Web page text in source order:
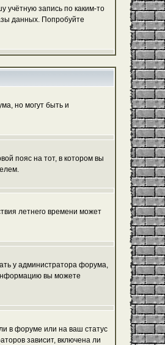
учётную запись по каким-то
данных. Попробуйте
но могут быть и
пояс на тот, в котором вы
летнего времени может
у администратора форума,
вы можете
в форуме или на ваш статус
зависит, включена ли